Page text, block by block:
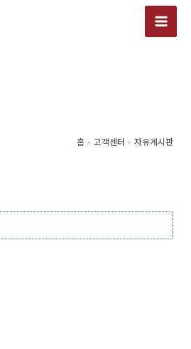
홈 고객센터 자유게시판